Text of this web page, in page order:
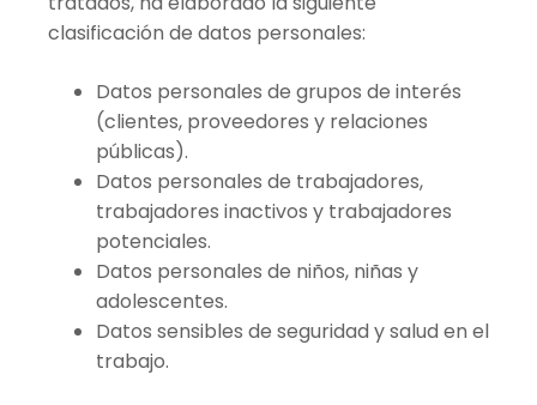
clasificación de datos personales:
Datos personales de grupos de interés
(clientes, proveedores y relaciones
públicas).
Datos personales de trabajadores,
trabajadores inactivos y trabajadores
potenciales.
Datos personales de niños, niñas y
adolescentes.
Datos sensibles de seguridad y salud en el
trabajo.